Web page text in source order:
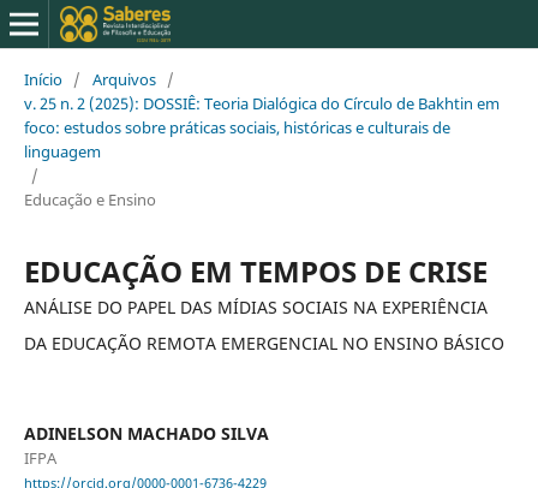
Início / Arquivos /
v. 25 n. 2 (2025): DOSSIÊ: Teoria Dialógica do Círculo de Bakhtin em
foco: estudos sobre práticas sociais, históricas e culturais de
linguagem
/
Educação e Ensino
EDUCAÇÃO EM TEMPOS DE CRISE
ANÁLISE DO PAPEL DAS MÍDIAS SOCIAIS NA EXPERIÊNCIA
DA EDUCAÇÃO REMOTA EMERGENCIAL NO ENSINO BÁSICO
ADINELSON MACHADO SILVA
IFPA
https://orcid.org/0000-0001-6736-4229